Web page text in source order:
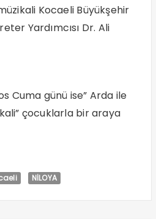
Kocaeli Büyükşehir
Yardımcısı Dr. Ali
Cuma günü ise” Arda ile
çocuklarla bir araya
NİLOYA